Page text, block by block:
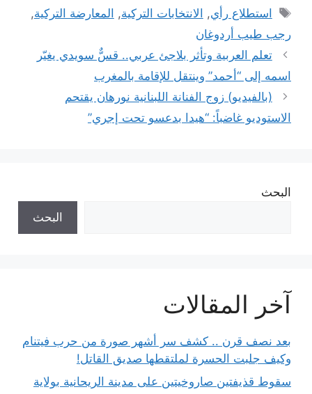
الوسوم
استطلاع رأي, الانتخابات التركية, المعارضة التركية,
رجب طيب أردوغان
تعلم العربية وتأثر بلاجئ عربي.. قسٌّ سويدي يغيّر
اسمه إلى “أحمد” وينتقل للإقامة بالمغرب
(بالفيديو) زوج الفنانة اللبنانية نورهان يقتحم
الاستوديو غاضباً: “هيدا بدعسو تحت إجري”
البحث
البحث
آخر المقالات
بعد نصف قرن .. كشف سر أشهر صورة من حرب فيتنام
وكيف جلبت الحسرة لملتقطها صديق القاتل!
سقوط قذيفتين صاروخيتين على مدينة الريحانية بولاية